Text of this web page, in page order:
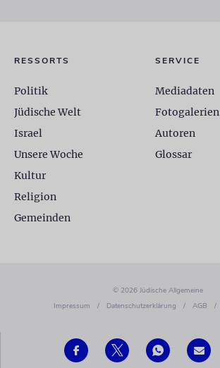
RESSORTS
Politik
Jüdische Welt
Israel
Unsere Woche
Kultur
Religion
Gemeinden
SERVICE
Mediadaten
Fotogalerien
Autoren
Glossar
© 2026 Jüdische Allgemeine
Impressum
/ Datenschutzerklärung / AGB /